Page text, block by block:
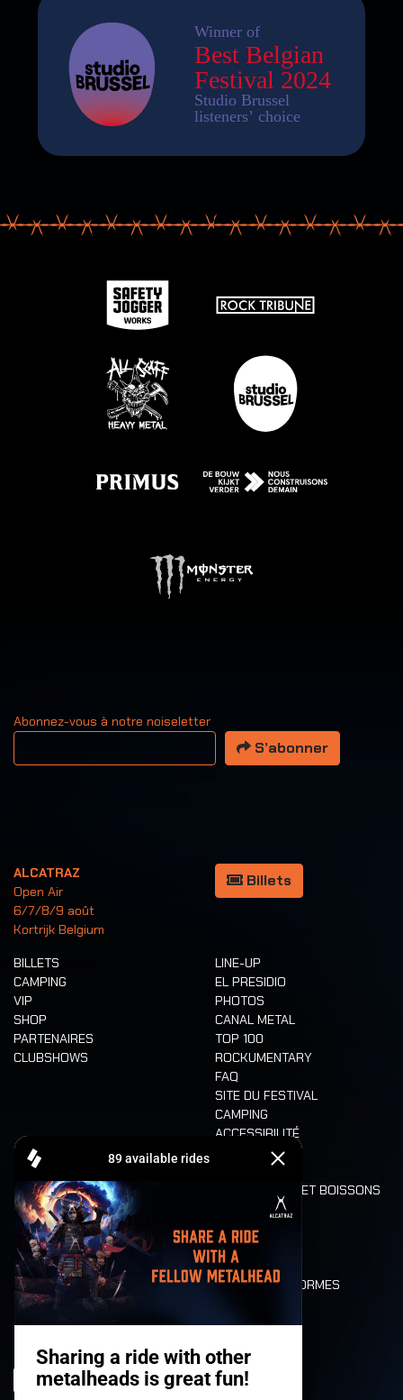
Abonnez-vous à notre noiseletter
Votre adresse email
S’abonner
ALCATRAZ
Open Air
6/7/8/9 août
Kortrijk Belgium
Billets
BILLETS
CAMPING
VIP
SHOP
PARTENAIRES
CLUBSHOWS
LINE-UP
EL PRESIDIO
PHOTOS
CANAL METAL
TOP 100
ROCKUMENTARY
FAQ
SITE DU FESTIVAL
CAMPING
ACCESSIBILITÉ
CASHLESS
ALIMENTATION ET BOISSONS
LONE WOLVES
PLAN
DEATH RIDE
VALEURS ET NORMES
HISTOIRE